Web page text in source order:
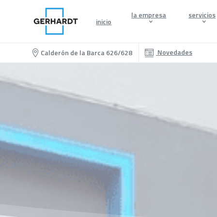
inicio
la empresa servicios
Calderón de la Barca 626/628 Novedades